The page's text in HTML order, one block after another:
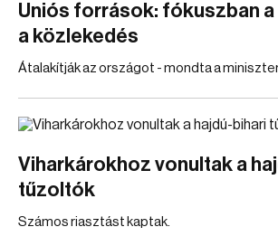
Uniós források: fókuszban a
a közlekedés
Átalakítják az országot - mondta a
Viharkárokhoz vonultak a
tűzoltók
Számos riasztást kaptak.